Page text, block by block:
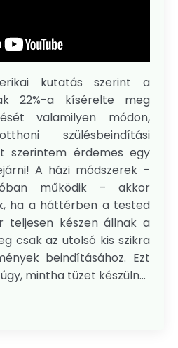
kutatás szerint a
22%-a kísérelte meg
valamilyen módon,
szülésbeindítási
szerintem érdemes egy
A házi módszerek –
működik – akkor
ha a háttérben a tested
teljesen készen állnak a
csak az utolsó kis szikra
beindításához. Ezt
mintha tüzet készüln...